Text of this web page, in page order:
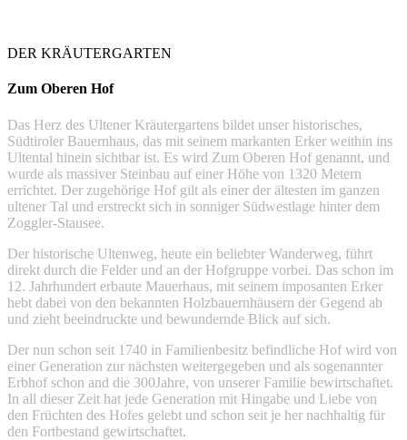
DER KRÄUTERGARTEN
Zum Oberen Hof
Das Herz des Ultener Kräutergartens bildet unser historisches,
Südtiroler Bauernhaus, das mit seinem markanten Erker weithin ins
Ultental hinein sichtbar ist. Es wird Zum Oberen Hof genannt, und
wurde als massiver Steinbau auf einer Höhe von 1320 Metern
errichtet. Der zugehörige Hof gilt als einer der ältesten im ganzen
ultener Tal und erstreckt sich in sonniger Südwestlage hinter dem
Zoggler-Stausee.
Der historische Ultenweg, heute ein beliebter Wanderweg, führt
direkt durch die Felder und an der Hofgruppe vorbei. Das schon im
12. Jahrhundert erbaute Mauerhaus, mit seinem imposanten Erker
hebt dabei von den bekannten Holzbauernhäusern der Gegend ab
und zieht beeindruckte und bewundernde Blick auf sich.
Der nun schon seit 1740 in Familienbesitz befindliche Hof wird von
einer Generation zur nächsten weitergegeben und als sogenannter
Erbhof schon and die 300Jahre, von unserer Familie bewirtschaftet.
In all dieser Zeit hat jede Generation mit Hingabe und Liebe von
den Früchten des Hofes gelebt und schon seit je her nachhaltig für
den Fortbestand gewirtschaftet.